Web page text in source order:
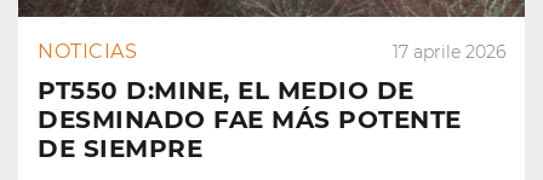
NOTICIAS 17 aprile 2026
PT550 D:MINE, EL MEDIO DE
DESMINADO FAE MÁS POTENTE
DE SIEMPRE